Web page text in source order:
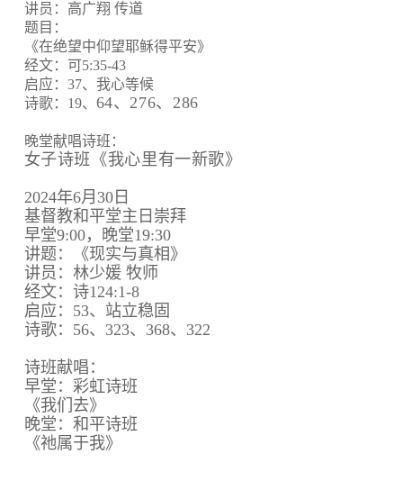
讲员：高广翔 传道
题目：
《在绝望中仰望耶稣得平安》
经文：可5:35-43
启应：37、我心等候
诗歌：19、 64、276、 286
晚堂献唱诗班：
女子诗班《我心里有一新歌》
2024年6月30日
基督教和平堂主日崇拜
早堂9:00，晚堂19:30
讲题：《现实与真相》
讲员：林少媛 牧师
经文：诗124:1-8
启应：53、站立稳固
诗歌：56、323、368、322
诗班献唱：
早堂：彩虹诗班
《我们去》
晚堂：和平诗班
《祂属于我》